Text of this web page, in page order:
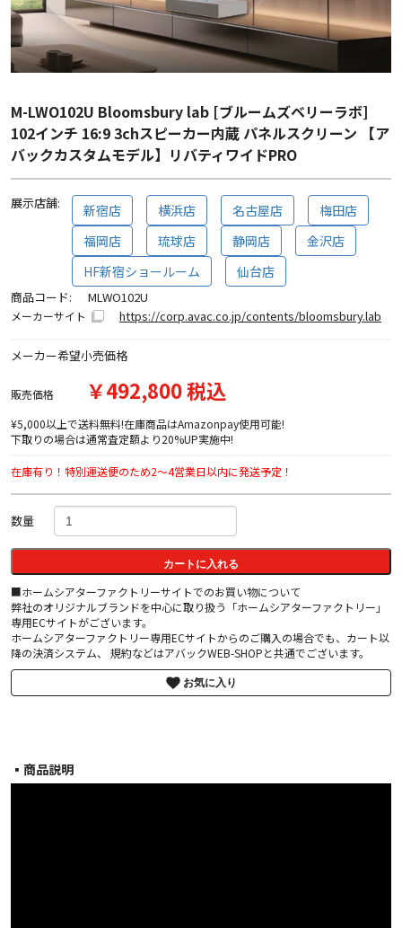
M-LWO102U Bloomsbury lab [ブルームズベリーラボ]
102インチ 16:9 3chスピーカー内蔵 パネルスクリーン 【ア
バックカスタムモデル】リバティワイドPRO
展示店舗: 新宿店 横浜店 名古屋店
梅田店
福岡店
琉球店 静岡店
金沢店
HF新宿ショールーム
仙台店
商品コード: MLWO102U
メーカーサイト https://corp.avac.co.jp/contents/bloomsbury.lab
メーカー希望小売価格
販売価格 ￥492,800 税込
¥5,000以上で送料無料!在庫商品はAmazonpay使用可能!
下取りの場合は通常査定額より20%UP実施中!
在庫有り！特別運送便のため2～4営業日以内に発送予定！
数量
カートに入れる
■ホームシアターファクトリーサイトでのお買い物について
弊社のオリジナルブランドを中心に取り扱う「ホームシアターファクトリー」
専用ECサイトがございます。
ホームシアターファクトリー専用ECサイトからのご購入の場合でも、カート以
降の決済システム、 規約などはアバックWEB-SHOPと共通でございます。
お気に入り
▪︎商品説明